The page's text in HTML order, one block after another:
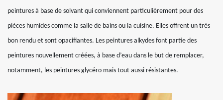
peintures à base de solvant qui conviennent particulièrement pour des
pièces humides comme la salle de bains ou la cuisine. Elles offrent un très
bon rendu et sont opacifiantes. Les peintures alkydes font partie des
peintures nouvellement créées, à base d’eau dans le but de remplacer,
notamment, les peintures glycéro mais tout aussi résistantes.